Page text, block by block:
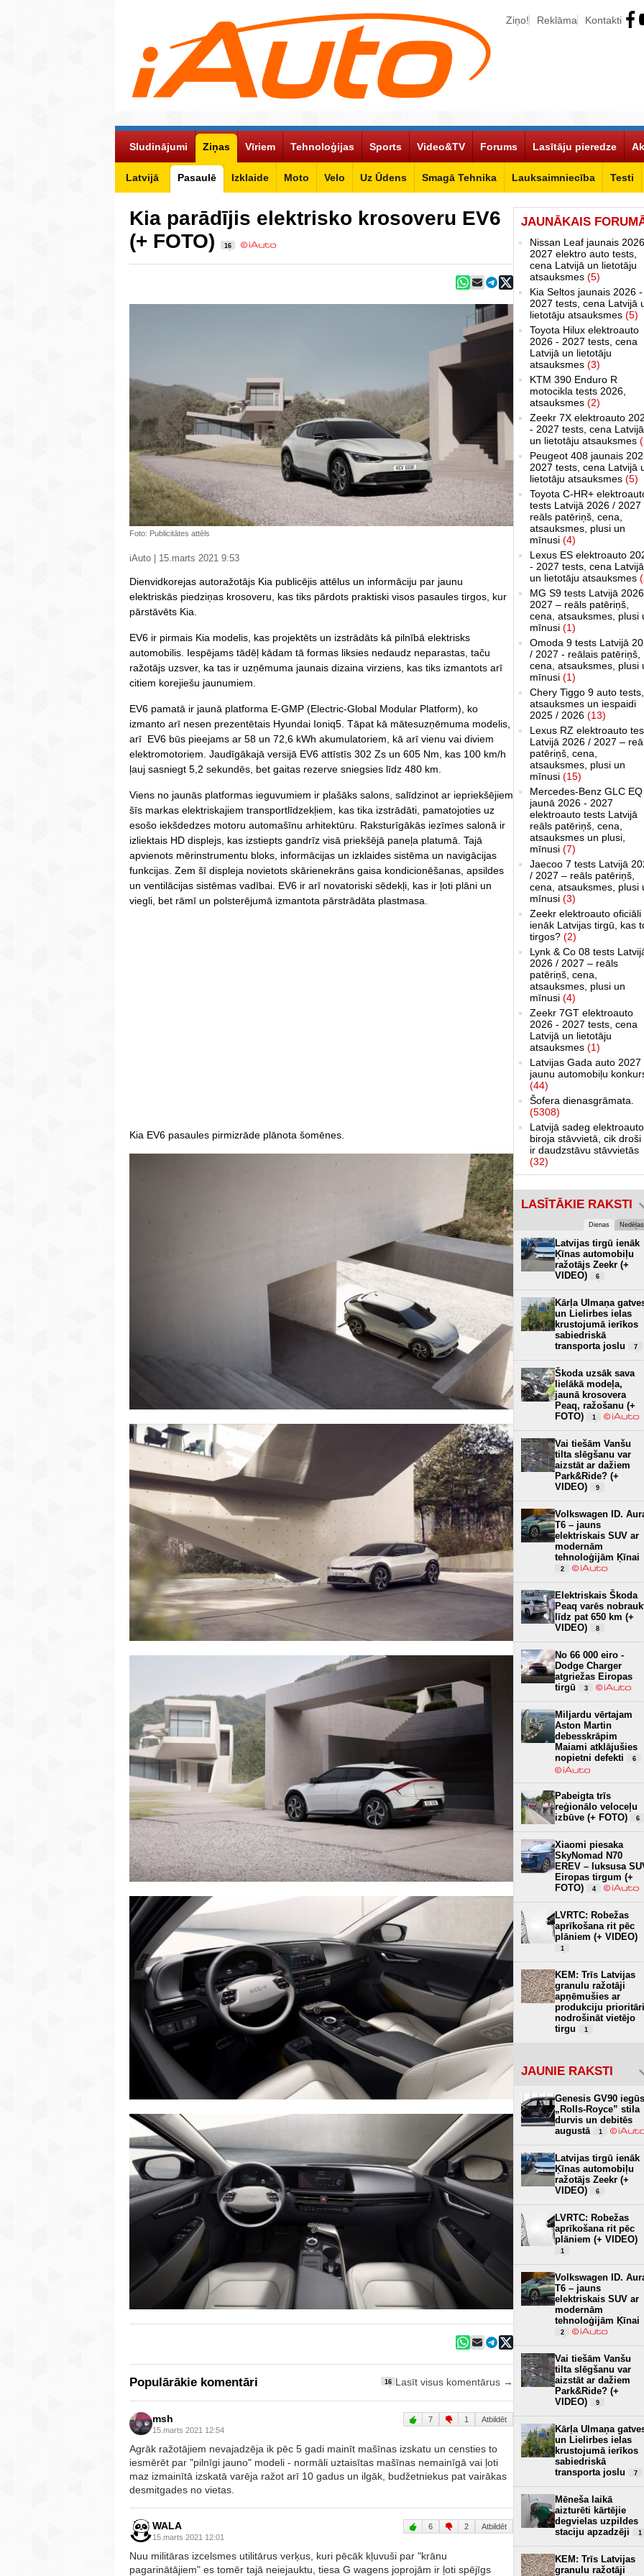
Ziņo! Reklāma Kontakti
Sludinājumi Ziņas
Latvijā Pasaulē Izklaide Moto Velo Uz Ūdens Smagā Tehnika Lauksaimniecība Testi
Vīriem Tehnoloģijas Sports Video&TV Forums Lasītāju pieredze
Kia parādījis elektrisko krosoveru EV6
(+ FOTO)
16
Foto: Publicitātes attēls
iAuto | 15.marts 2021 9:53
Dienvidkorejas autoražotājs Kia publicējis attēlus un informāciju par jaunu
elektriskās piedziņas krosoveru, kas tiks pārdots praktiski visos pasaules tirgos, kur
pārstāvēts Kia.
EV6 ir pirmais Kia modelis, kas projektēts un izstrādāts kā pilnībā elektrisks
automobilis. Iespējams tādēļ kādam tā formas liksies nedaudz neparastas, taču
ražotājs uzsver, ka tas ir uzņēmuma jaunais dizaina virziens, kas tiks izmantots arī
citiem korejiešu jaunumiem.
EV6 pamatā ir jaunā platforma E-GMP (Electric-Global Modular Platform), ko
izmanto arī nesen prezentētais Hyundai Ioniq5. Tāpat kā mātesuzņēmuma modelis,
arī EV6 būs pieejams ar 58 un 72,6 kWh akumulatoriem, kā arī vienu vai diviem
elektromotoriem. Jaudīgākajā versijā EV6 attīstīs 302 Zs un 605 Nm, kas 100 km/h
ļauj sasniegt 5,2 sekundēs, bet gaitas rezerve sniegsies līdz 480 km.
Viens no jaunās platformas ieguvumiem ir plašāks salons, salīdzinot ar iepriekšējiem
šīs markas elektriskajiem transportlīdzekļiem, kas tika izstrādāti, pamatojoties uz
esošo iekšdedzes motoru automašīnu arhitektūru. Raksturīgākās iezīmes salonā ir
izliektais HD displejs, kas izstiepts gandrīz visā priekšējā paneļa platumā. Tajā
apvienots mērinstrumentu bloks, informācijas un izklaides sistēma un navigācijas
funkcijas. Zem šī displeja novietots skārienekrāns gaisa kondicionēšanas, apsildes
un ventilācijas sistēmas vadībai. EV6 ir arī novatoriski sēdekļi, kas ir ļoti plāni un
viegli, bet rāmī un polsterējumā izmantota pārstrādāta plastmasa.
Kia EV6 pasaules pirmizrāde plānota šomēnes.
Populārākie komentāri 16 Lasīt visus komentārus →
msh
15.marts 2021 12:54
7 1 Atbildēt
Agrāk ražotājiem nevajadzēja ik pēc 5 gadi mainīt mašīnas izskatu un censties to
iesmērēt par "pilnīgi jauno" modeli - normāli uztaisītas mašīnas nemainīgā vai ļoti
maz izmainītā izskatā varēja ražot arī 10 gadus un ilgāk, budžetniekus pat vairākas
desmitgades no vietas.
WALA
15.marts 2021 12:01
6 2 Atbildēt
Nuu militāras izcelsmes utilitārus verķus, kuri pēcāk kļuvuši par "krānu
pagarinātājiem" es tomēr tajā neiejauktu, tiesa G wagens joprojām ir ļoti spējīgs
JAUNĀKAIS
Nissan Leaf jaunais
2027 elektro auto tests,
cena Latvijā un lietotāju
atsauksmes (5)
Kia Seltos jaunais 2026 -
2027 tests, cena Latvijā
lietotāju atsauksmes (5)
Toyota Hilux elektroauto
2026 - 2027 tests, cena
Latvijā un lietotāju
atsauksmes (3)
KTM 390 Enduro R
motocikla tests 2026,
atsauksmes (2)
Zeekr 7X elektroauto
- 2027 tests, cena Latvijā
un lietotāju atsauksmes
Peugeot 408 jaunais
2027 tests, cena Latvijā
lietotāju atsauksmes (5)
Toyota C-HR+
tests Latvijā 2026 / 2027
reāls patēriņš, cena,
atsauksmes, plusi un
mīnusi (4)
Lexus ES elektroauto
- 2027 tests, cena Latvijā
un lietotāju atsauksmes
MG S9 tests Latvijā
2027 – reāls patēriņš,
cena, atsauksmes, plusi
mīnusi (1)
Omoda 9 tests Latvijā
/ 2027 - reālais patēriņš,
cena, atsauksmes, plusi
mīnusi (1)
Chery Tiggo 9 auto tests,
atsauksmes un iespaidi
2025 / 2026 (13)
Lexus RZ elektroauto
Latvijā 2026 / 2027 –
patēriņš, cena,
atsauksmes, plusi un
mīnusi (15)
Mercedes-Benz GLC EQ
jaunā 2026 - 2027
elektroauto tests Latvijā
reāls patēriņš, cena,
atsauksmes un plusi,
mīnusi (7)
Jaecoo 7 tests Latvijā
/ 2027 – reāls patēriņš,
cena, atsauksmes, plusi
mīnusi (3)
Zeekr elektroauto oficiāli
ienāk Latvijas tirgū, kas
tirgos? (2)
Lynk & Co 08 tests
2026 / 2027 – reāls
patēriņš, cena,
atsauksmes, plusi un
mīnusi (4)
Zeekr 7GT elektroauto
2026 - 2027 tests, cena
Latvijā un lietotāju
atsauksmes (1)
Latvijas Gada auto 2027
jaunu automobiļu
(44)
Šofera dienasgrāmata.
(5308)
Latvijā sadeg elektroauto
biroja stāvvietā, cik droši
ir daudzstāvu stāvvietās
(32)
LASĪTĀKIE RAKSTI
Dienas Nedēļas
Latvijas tirgū ienāk
Ķīnas automobiļu
ražotājs Zeekr (+
VIDEO)
6
Kārļa Ulmaņa
un Lielirbes ielas
krustojumā ierīkos
sabiedriskā
transporta joslu
7
Škoda uzsāk sava
lielākā modeļa,
jaunā krosovera
Peaq, ražošanu (+
FOTO)
1
Vai tiešām Vanšu
tilta slēgšanu var
aizstāt ar dažiem
Park&Ride? (+
VIDEO)
9
Volkswagen ID.
T6 – jauns
elektriskais SUV ar
modernām
tehnoloģijām Ķīnai
2
Elektriskais Škoda
Peaq varēs
līdz pat 650 km (+
VIDEO)
8
No 66 000 eiro -
Dodge Charger
atgriežas Eiropas
tirgū
3
Miljardu vērtajam
Aston Martin
debesskrāpim
Maiami atklājušies
nopietni defekti
6
Pabeigta trīs
reģionālo veloceļu
izbūve (+ FOTO)
6
Xiaomi piesaka
SkyNomad N70
EREV – luksusa
Eiropas tirgum (+
FOTO)
4
LVRTC: Robežas
aprīkošana rit pēc
plāniem (+ VIDEO)
1
KEM: Trīs Latvijas
granulu ražotāji
apņēmušies ar
produkciju prioritāri
nodrošināt vietējo
tirgu
1
JAUNIE RAKSTI
Genesis GV90 iegūs
„Rolls-Royce” stila
durvis un debitēs
augustā
1
Latvijas tirgū ienāk
Ķīnas automobiļu
ražotājs Zeekr (+
VIDEO)
6
LVRTC: Robežas
aprīkošana rit pēc
plāniem (+ VIDEO)
1
Volkswagen ID.
T6 – jauns
elektriskais SUV ar
modernām
tehnoloģijām Ķīnai
2
Vai tiešām Vanšu
tilta slēgšanu var
aizstāt ar dažiem
Park&Ride? (+
VIDEO)
9
Kārļa Ulmaņa
un Lielirbes ielas
krustojumā ierīkos
sabiedriskā
transporta joslu
7
Mēneša laikā
aizturēti kārtējie
degvielas uzpildes
staciju apzadzēji
1
KEM: Trīs Latvijas
granulu ražotāji